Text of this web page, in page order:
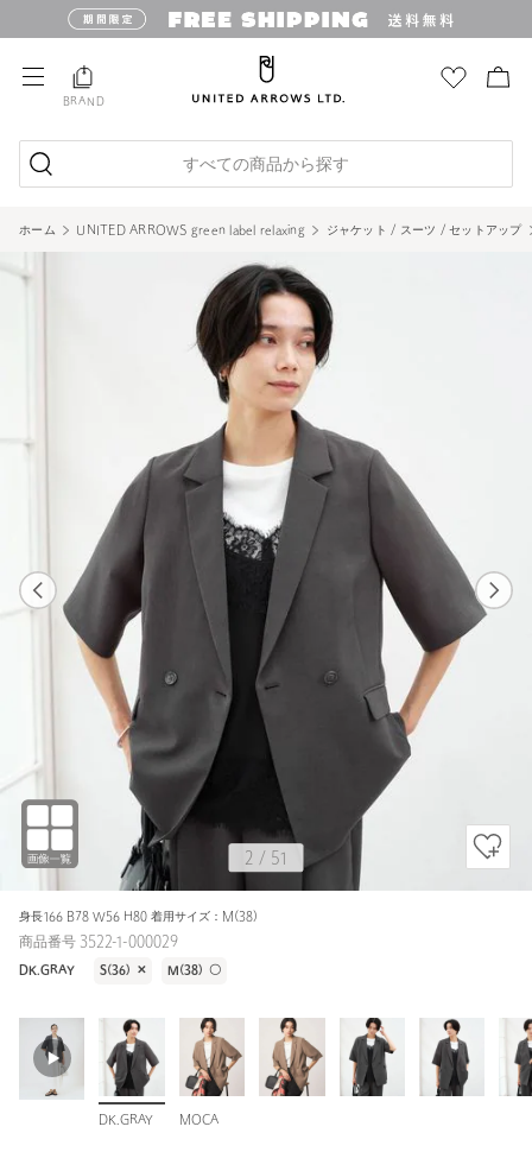
BRAND
すべての商品から探す
ホーム UNITED ARROWS green label relaxing ジャケット / スーツ / セットアップ
身長166 B78 W56 H80 着用サイズ：M(38)
2 / 51
商品番号 3522-1-000029
DK.GRAY S(36) ✕ M(38) 〇
DK.GRAY MOCA
2
DK.GRAY
50
DK.GRAY / M(38)